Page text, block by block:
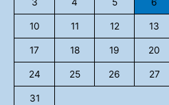
10 11 12 13
17 18 19 20
24 25 26 27
31